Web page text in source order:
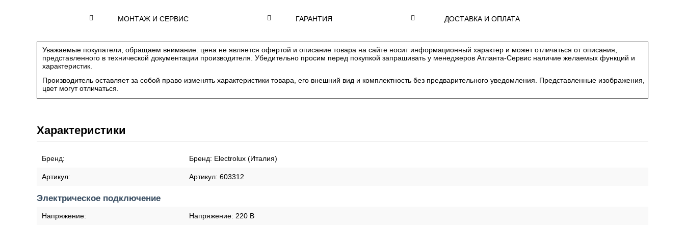
МОНТАЖ И СЕРВИС ГАРАНТИЯ ДОСТАВКА И ОПЛАТА
Уважаемые покупатели, обращаем внимание: цена не является офертой и описание товара на сайте носит информационный характер и может отличаться от описания,
представленного в технической документации производителя. Убедительно просим перед покупкой запрашивать у менеджеров Атланта-Сервис наличие желаемых функций и
характеристик.
Производитель оставляет за собой право изменять характеристики товара, его внешний вид и комплектность без предварительного уведомления. Представленные изображения,
цвет могут отличаться.
Характеристики
Бренд: Бренд: Electrolux (Италия)
Артикул: Артикул: 603312
Электрическое подключение
Напряжение: Напряжение: 220 В